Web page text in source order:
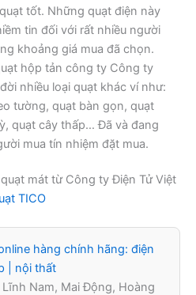
tốt. Những quạt điện này
tin đối với rất nhiều người
khoảng giá mua đã chọn.
hộp tản công ty Công ty
nhiều loại quạt khác ví như:
tường, quạt bàn gọn, quạt
quạt cây thấp… Đã và đang
mua tín nhiệm đặt mua.
mát từ Công ty Điện Tử Việt
TICO
hàng chính hãng: điện
| nội thất
Nam, Mai Động, Hoàng